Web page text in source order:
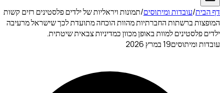
דף הבית/עובדות ומיתוסים/תמונות ויראליות של ילדים פלסטינים רזים קשות
המופצות ברשתות החברתיות מהוות הוכחה מתועדת לכך שישראל מרעיבה
ילדים פלסטינים למוות באופן מכוון כמדיניות צבאית שיטתית.
עובדות ומיתוסים19 במרץ 2026